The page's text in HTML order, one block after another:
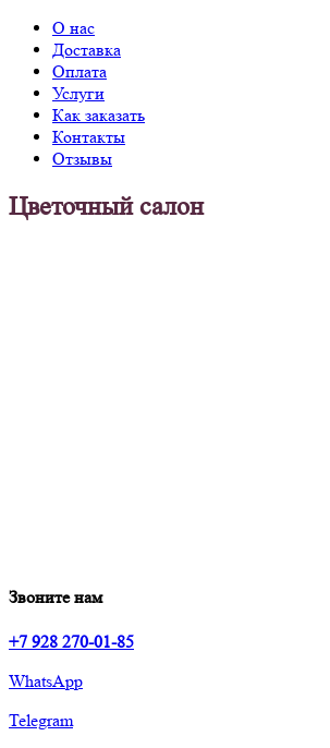
О нас
Доставка
Оплата
Услуги
Как заказать
Контакты
Отзывы
Цветочный салон
Звоните нам
+7 928 270-01-85
WhatsApp
Telegram